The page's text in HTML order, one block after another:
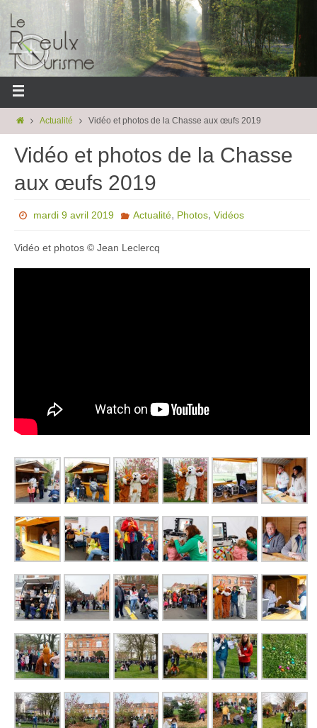
Actualité Vidéo et photos de la Chasse aux œufs 2019
Vidéo et photos de la Chasse
aux œufs 2019
mardi 9 avril 2019 Actualité, Photos, Vidéos
Vidéo et photos © Jean Leclercq